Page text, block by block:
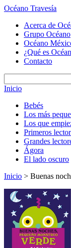
Océano Travesía
Acerca de
Grupo Océano
Océano
¿Qué es
Contacto
Inicio
Bebés
Los más
Los que
Primeros
Grandes
Ágora
El lado oscuro
Inicio > Buenas